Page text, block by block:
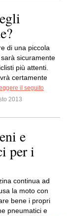
di una piccola
sicuramente
più attenti.
certamente
il seguito
2013
e
per i
continua ad
la moto con
bene i propri
pneumatici e